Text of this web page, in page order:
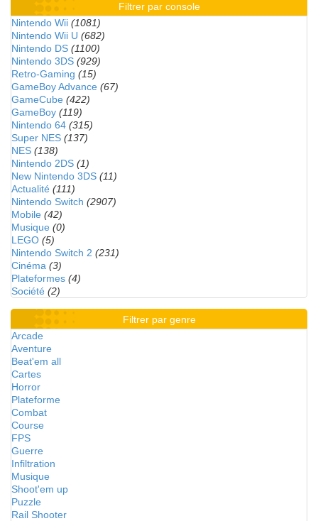
Filtrer par console
Nintendo Wii (1081)
Nintendo Wii U (682)
Nintendo DS (1100)
Nintendo 3DS (929)
Retro-Gaming (15)
GameBoy Advance (67)
GameCube (422)
GameBoy (119)
Nintendo 64 (315)
Super NES (137)
NES (138)
Nintendo 2DS (1)
New Nintendo 3DS (11)
Actualité (111)
Nintendo Switch (2907)
Mobile (42)
Musique (0)
LEGO (5)
Nintendo Switch 2 (231)
Cinéma (3)
Plateformes (4)
Société (2)
Filtrer par genre
Arcade
Aventure
Beat'em all
Cartes
Horror
Plateforme
Combat
Course
FPS
Guerre
Infiltration
Musique
Shoot'em up
Puzzle
Rail Shooter